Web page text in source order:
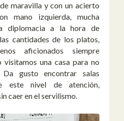
maravilla y con un acierto
mano izquierda, mucha
diplomacia a la hora de
cantidades de los platos,
aficionados siempre
visitamos una casa para no
Da gusto encontrar salas
este nivel de atención,
caer en el servilismo.